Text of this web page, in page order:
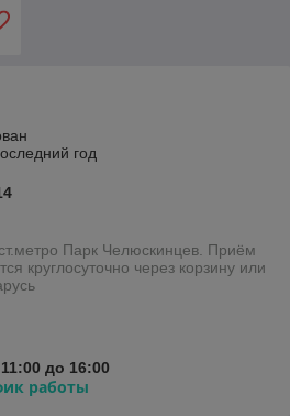
год
Парк Челюскинцев. Приём
круглосуточно через корзину или
до 16:00
работы